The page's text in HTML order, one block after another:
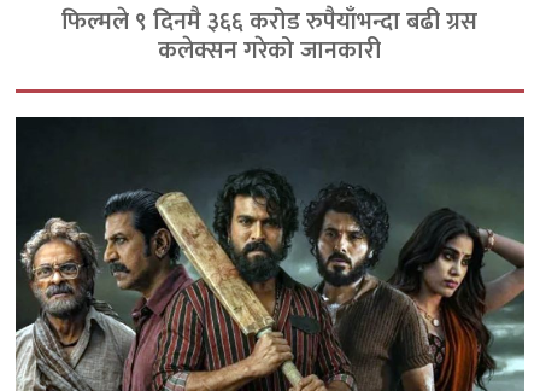
फिल्मले ९ दिनमै ३६६ करोड रुपैयाँभन्दा बढी ग्रस
कलेक्सन गरेको जानकारी